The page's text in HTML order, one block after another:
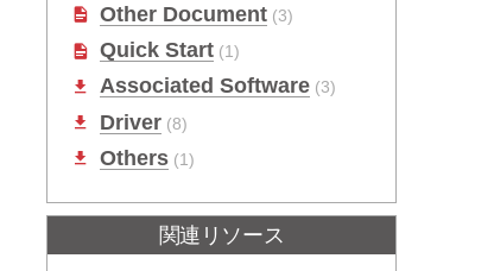
Other Document (3)
Quick Start (1)
Associated Software (3)
Driver (8)
Others (1)
関連リソース